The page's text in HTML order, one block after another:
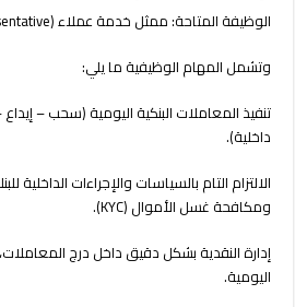
الوظيفة المتاحة: ممثل خدمة عملاء (Customer Service Representative)
وتشمل المهام الوظيفية ما يلي:
تنفيذ المعاملات البنكية اليومية (سحب –
داخلية).
الالتزام التام بالسياسات والإجراءات الداخلية
ومكافحة غسل الأموال (KYC).
إدارة النقدية بشكل دقيق داخل درج
اليومية.